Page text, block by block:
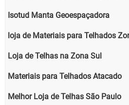
Isotud Manta Geoespaçadora
loja de Materiais para Telhados
Loja de Telhas na Zona Sul
Materiais para Telhados Atacado
Melhor Loja de Telhas São Paulo